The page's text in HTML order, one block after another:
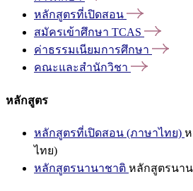
หลักสูตรที่เปิดสอน
สมัครเข้าศึกษา TCAS
ค่าธรรมเนียมการศึกษา
คณะและสำนักวิชา
หลักสูตร
หลักสูตรที่เปิดสอน (ภาษาไทย)
ไทย)
หลักสูตรนานาชาติ หลักสูตรนา